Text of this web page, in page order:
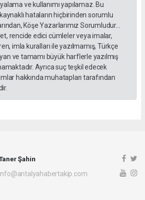
ve kullanımı yapılamaz. Bu
hataların hiçbirinden sorumlu
Köşe Yazarlarımız Sorumludur...
rencide edici cümleler veya imalar,
imla kuralları ile yazılmamış, Türkçe
ve tamamı büyük harflerle yazılmış
Ayrıca suç teşkil edecek
hakkında muhatapları tarafından
Şahin
info@antalyahabertakip.com